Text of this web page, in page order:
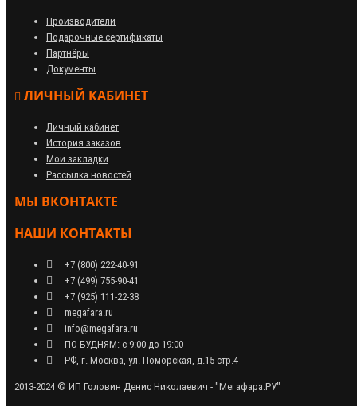
Производители
Подарочные сертификаты
Партнёры
Документы
ЛИЧНЫЙ КАБИНЕТ
Личный кабинет
История заказов
Мои закладки
Рассылка новостей
МЫ ВКОНТАКТЕ
НАШИ КОНТАКТЫ
+7 (800) 222-40-91
+7 (499) 755-90-41
+7 (925) 111-22-38
megafara.ru
info@megafara.ru
ПО БУДНЯМ: с 9:00 до 19:00
РФ, г. Москва, ул. Поморская, д.15 стр.4
2013-2024 © ИП Головин Денис Николаевич - "Мегафара.РУ"